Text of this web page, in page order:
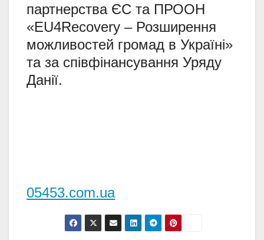
партнерства ЄС та ПРООН
«EU4Recovery – Розширення
можливостей громад в Україні»
та за співфінансування Уряду
Данії.
05453.com.ua